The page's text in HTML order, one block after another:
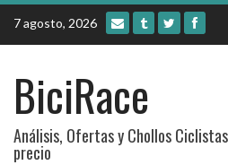
Skip
content
7 agosto, 2026
BiciRace
Análisis, Ofertas y Chollos
precio